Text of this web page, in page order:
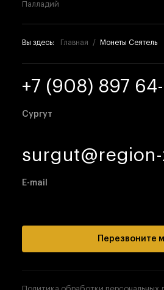
Палладий
Вы здесь: Главная Монеты Сеятель
+7 (908) 897
Сургут
E-mail
Перезвоните
Политика обработки персональных